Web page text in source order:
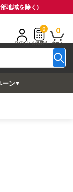
地域を除く)
ログイン
0
お見積り
0
カート
ーン